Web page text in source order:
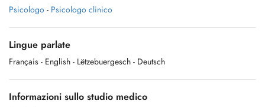
Psicologo - Psicologo clinico
Lingue parlate
Français - English - Lëtzebuergesch - Deutsch
Informazioni sullo studio medico